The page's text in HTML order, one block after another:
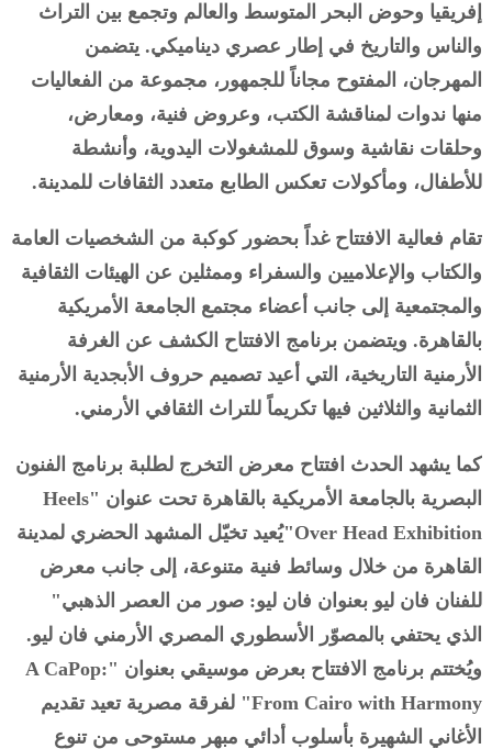
إفريقيا وحوض البحر المتوسط والعالم وتجمع بين التراث
والناس والتاريخ في إطار عصري ديناميكي. يتضمن
المهرجان، المفتوح مجاناً للجمهور، مجموعة من الفعاليات
منها ندوات لمناقشة الكتب، وعروض فنية، ومعارض،
وحلقات نقاشية وسوق للمشغولات اليدوية، وأنشطة
للأطفال، ومأكولات تعكس الطابع متعدد الثقافات للمدينة.
تقام فعالية الافتتاح غداً بحضور كوكبة من الشخصيات العامة
والكتاب والإعلاميين والسفراء وممثلين عن الهيئات الثقافية
والمجتمعية إلى جانب أعضاء مجتمع الجامعة الأمريكية
بالقاهرة. ويتضمن برنامج الافتتاح الكشف عن الغرفة
الأرمنية التاريخية، التي أعيد تصميم حروف الأبجدية الأرمنية
الثمانية والثلاثين فيها تكريماً للتراث الثقافي الأرمني.
كما يشهد الحدث افتتاح معرض التخرج لطلبة برنامج الفنون
البصرية بالجامعة الأمريكية بالقاهرة تحت عنوان "Heels
Over Head Exhibition"يُعيد تخيّل المشهد الحضري لمدينة
القاهرة من خلال وسائط فنية متنوعة، إلى جانب معرض
للفنان فان ليو بعنوان فان ليو: صور من العصر الذهبي"
الذي يحتفي بالمصوّر الأسطوري المصري الأرمني فان ليو.
ويُختتم برنامج الافتتاح بعرض موسيقي بعنوان "A CaPop:
From Cairo with Harmony" لفرقة مصرية تعيد تقديم
الأغاني الشهيرة بأسلوب أدائي مبهر مستوحى من تنوع